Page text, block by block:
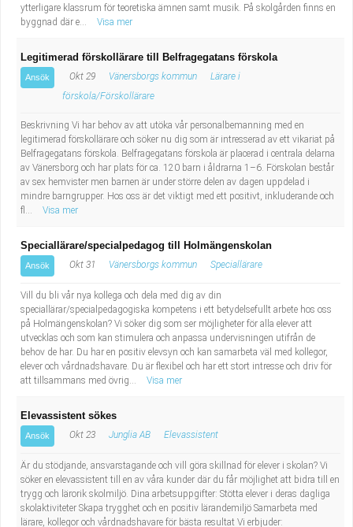
ytterligare klassrum för teoretiska ämnen samt musik. På skolgården finns en
byggnad där e...
Visa mer
Legitimerad förskollärare till Belfragegatans förskola
Ansök Okt 29 Vänersborgs kommun
Lärare i
förskola/Förskollärare
Beskrivning Vi har behov av att utöka vår personalbemanning med en
legitimerad förskollärare och söker nu dig som är intresserad av ett vikariat på
Belfragegatans förskola. Belfragegatans förskola är placerad i centrala delarna
av Vänersborg och har plats för ca. 120 barn i åldrarna 1–6. Förskolan består
av sex hemvister men barnen är under större delen av dagen uppdelad i
mindre barngrupper. Hos oss är det viktigt med ett positivt, inkluderande och
fl...
Visa mer
Speciallärare/specialpedagog till Holmängenskolan
Ansök Okt 31 Vänersborgs kommun Speciallärare
Vill du bli vår nya kollega och dela med dig av din
speciallärar/specialpedagogiska kompetens i ett betydelsefullt arbete hos oss
på Holmängenskolan? Vi söker dig som ser möjligheter för alla elever att
utvecklas och som kan stimulera och anpassa undervisningen utifrån de
behov de har. Du har en positiv elevsyn och kan samarbeta väl med kollegor,
elever och vårdnadshavare. Du är flexibel och har ett stort intresse och driv för
att tillsammans med övrig...
Visa mer
Elevassistent sökes
Ansök Okt 23 Junglia AB Elevassistent
Är du stödjande, ansvarstagande och vill göra skillnad för elever i skolan? Vi
söker en elevassistent till en av våra kunder där du får möjlighet att bidra till en
trygg och lärorik skolmiljö. Dina arbetsuppgifter: Stötta elever i deras dagliga
skolaktiviteter Skapa trygghet och en positiv lärandemiljö Samarbeta med
lärare, kollegor och vårdnadshavare för bästa resultat Vi erbjuder: